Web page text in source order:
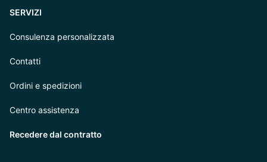
SERVIZI
Consulenza personalizzata
Contatti
Ordini e spedizioni
Centro assistenza
Recedere dal contratto